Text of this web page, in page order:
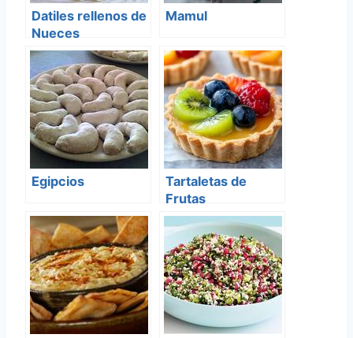
Datiles rellenos de
Nueces
Mamul
Egipcios
Tartaletas de
Frutas